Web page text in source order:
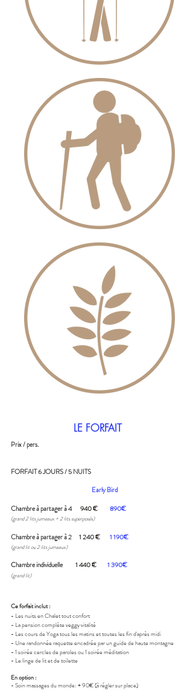
LE FORFAIT
Prix / pers.
FORFAIT 6 JOURS / 5 NUITS
Early Bird
Chambre à partager à4 940 € 890€
(grand 2 lits jumeaux + 2 lits superposés)
Chambre à partager à2 1 240 € 1 190€
(grand lit ou 2 lits jumeaux)
Chambre individuelle 1 440 € 1 390€
(grand lit)
Ce forfait inclut :
- Lesnuits enChalettoutconfort
- La pension complète veggy vitalité
- Les cours de Yoga tous les matins et toutes les fin d'après midi
- Une randonnée raquette encadrée par un guide de haute montagne
- 1 soirée cercles de paroles ou 1 soirée méditation
- Le linge de lit et de toilette
En option :
- Soin massages du monde: + 90€ (à régler sur place)